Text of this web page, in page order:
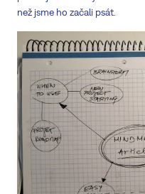
než jsme ho začali psát.